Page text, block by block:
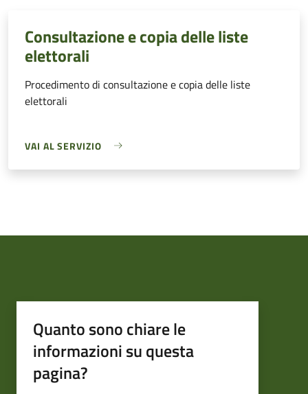
Consultazione e copia delle liste
elettorali
Procedimento di consultazione e copia delle liste
elettorali
VAI AL SERVIZIO
Quanto sono chiare le
informazioni su questa
pagina?